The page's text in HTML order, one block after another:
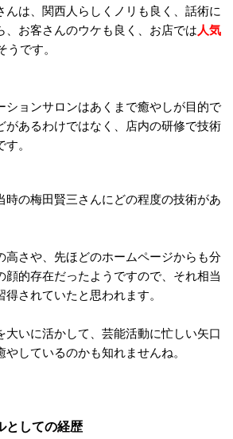
んは、関西人らしくノリも良く、話術に
、お客さんのウケも良く、お店では 人気
うです。
ションサロンはあくまで癒やしが目的で
があるわけではなく、店内の研修で技術
。
時の梅田賢三さんにどの程度の技術があ
高さや、先ほどのホームページからも分
顔的存在だったようですので、それ相当
されていたと思われます。
大いに活かして、芸能活動に忙しい矢口
しているのかも知れませんね。
としての経歴